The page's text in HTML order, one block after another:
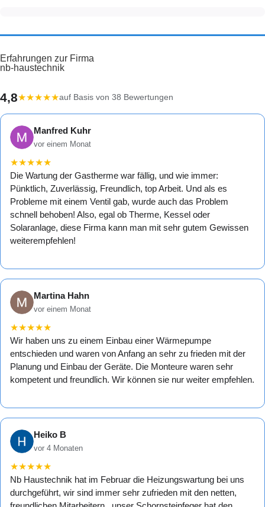
Erfahrungen zur Firma
nb-haustechnik
4,8★★★★★auf Basis von 38 Bewertungen
Manfred Kuhr
vor einem Monat
★★★★★
Die Wartung der Gastherme war fällig, und wie immer:
Pünktlich, Zuverlässig, Freundlich, top Arbeit. Und als es
Probleme mit einem Ventil gab, wurde auch das Problem
schnell behoben! Also, egal ob Therme, Kessel oder
Solaranlage, diese Firma kann man mit sehr gutem Gewissen
weiterempfehlen!
Martina Hahn
vor einem Monat
★★★★★
Wir haben uns zu einem Einbau einer Wärmepumpe
entschieden und waren von Anfang an sehr zu frieden mit der
Planung und Einbau der Geräte. Die Monteure waren sehr
kompetent und freundlich. Wir können sie nur weiter empfehlen.
Heiko B
vor 4 Monaten
★★★★★
Nb Haustechnik hat im Februar die Heizungswartung bei uns
durchgeführt, wir sind immer sehr zufrieden mit den netten,